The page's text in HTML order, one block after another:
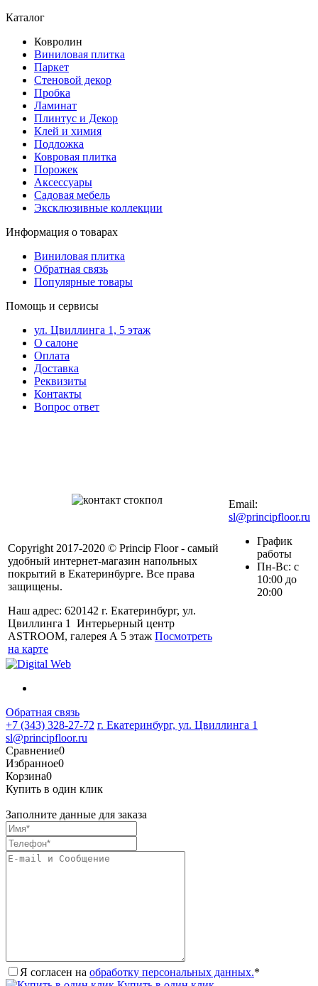
Каталог
Ковролин
Виниловая плитка
Паркет
Стеновой декор
Пробка
Ламинат
Плинтус и Декор
Клей и химия
Подложка
Ковровая плитка
Порожек
Аксессуары
Садовая мебель
Эксклюзивные коллекции
Информация о товарах
Виниловая плитка
Обратная связь
Популярные товары
Помощь и сервисы
ул. Цвиллинга 1, 5 этаж
О салоне
Оплата
Доставка
Реквизиты
Контакты
Вопрос ответ
Copyright 2017-2020 © Princip Floor - самый
удобный интернет-магазин напольных
покрытий в Екатеринбурге. Все права
защищены.
Наш адрес: 620142 г. Екатеринбург, ул.
Цвиллинга 1 Интерьерный центр
ASTROOM, галерея А 5 этаж Посмотреть
на карте
Email:
sl@principfloor.ru
График
работы
Пн-Вс: с
10:00 до
20:00
Обратная связь
+7 (343) 328-27-72 г. Екатеринбург, ул. Цвиллинга 1
sl@principfloor.ru
Сравнение0
Избранное0
Корзина0
Купить в один клик
Заполните данные для заказа
Я согласен на обработку персональных данных.*